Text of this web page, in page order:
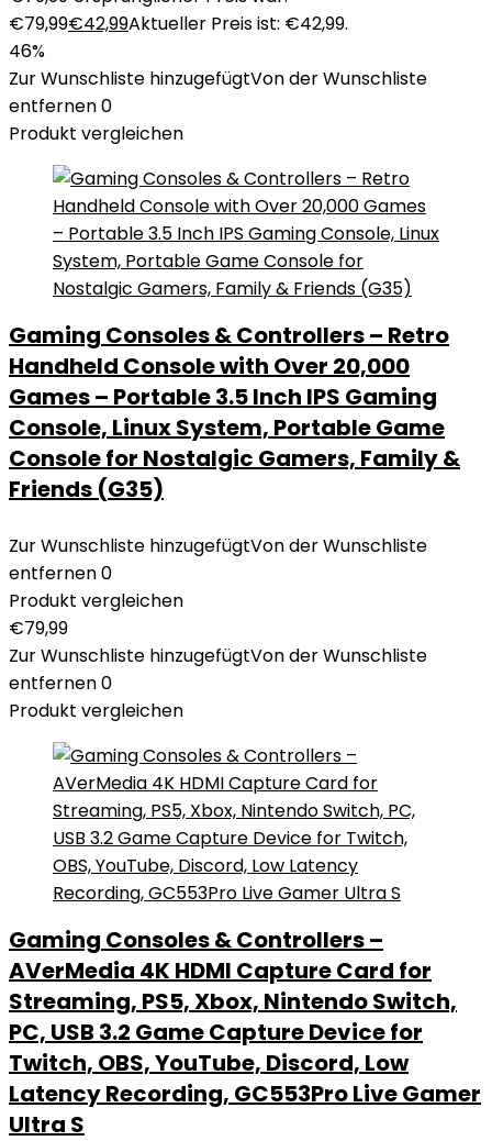
€79,99€42,99Aktueller Preis ist: €42,99.
46%
Zur Wunschliste hinzugefügtVon der Wunschliste
entfernen0
Produkt vergleichen
Gaming Consoles & Controllers – Retro
Handheld Console with Over 20,000
Games – Portable 3.5 Inch IPS Gaming
Console, Linux System, Portable Game
Console for Nostalgic Gamers, Family &
Friends (G35)
Zur Wunschliste hinzugefügtVon der Wunschliste
entfernen0
Produkt vergleichen
€79,99
Zur Wunschliste hinzugefügtVon der Wunschliste
entfernen0
Produkt vergleichen
Gaming Consoles & Controllers –
AVerMedia 4K HDMI Capture Card for
Streaming, PS5, Xbox, Nintendo Switch,
PC, USB 3.2 Game Capture Device for
Twitch, OBS, YouTube, Discord, Low
Latency Recording, GC553Pro Live Gamer
Ultra S